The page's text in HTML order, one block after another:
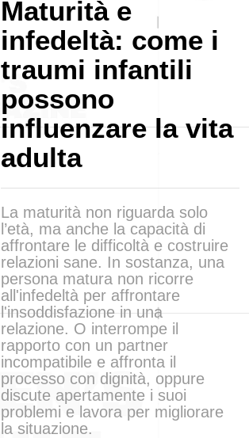
Maturità e
infedeltà: come i
traumi infantili
possono
influenzare la vita
adulta
La maturità non riguarda solo
l’età, ma anche la capacità di
affrontare le difficoltà e costruire
relazioni sane. In sostanza, una
persona matura non ricorre
all'infedeltà per affrontare
l'insoddisfazione in una
relazione. O interrompe il
rapporto con un partner
incompatibile e affronta il
processo con dignità, oppure
discute apertamente i suoi
problemi e lavora per migliorare
la situazione.